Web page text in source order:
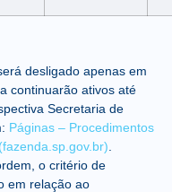
desligado apenas em
continuarão ativos até
Secretaria de
Páginas – Procedimentos
o critério de
em relação ao